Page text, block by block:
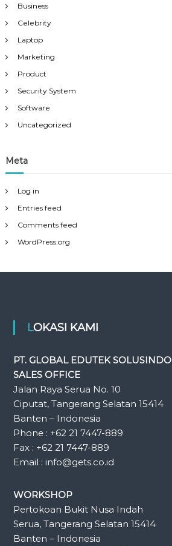
Business
Celebrity
Laptop
Marketing
Product
Security System
Software
Uncategorized
Meta
Log in
Entries feed
Comments feed
WordPress.org
LOKASI KAMI
PT. GLOBAL EDUTEK SOLUSINDO
SALES OFFICE
Jalan Raya Serua No. 10
Ciputat, Tangerang Selatan 15414
Banten – Indonesia
Phone : +62 21 7447-889
Fax : +62 21 7447-889
Email : info@gets.co.id
WORKSHOP
Pertokoan Bukit Nusa Indah
Serua, Tangerang Selatan 15414
Banten – Indonesia